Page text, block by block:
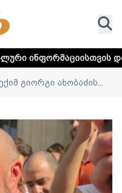
დააკლიკეთ ლინკს
ექიმ გიორგი ახობაძის...